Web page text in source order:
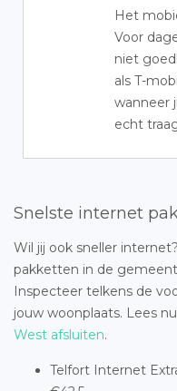
Het
Voor
niet
als T-
wanneer
echt
Snelste internet
Wil jij ook sneller
pakketten in de
Inspecteer telkens de
jouw woonplaats. Lees
West afsluiten.
Telfort Internet